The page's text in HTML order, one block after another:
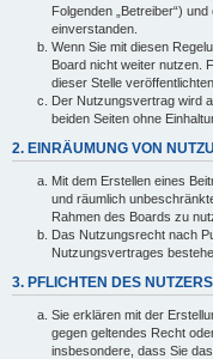
Folgenden „Betreiber“)
einverstanden.
Wenn Sie mit diesen
Board nicht weiter nutzen.
dieser Stelle
Der Nutzungsvertrag wird
beiden Seiten ohne
2. EINRÄUMUNG VON
Mit dem Erstellen eines
und räumlich
Rahmen des Boards zu
Das Nutzungsrecht nach
Nutzungsvertrages
3. PFLICHTEN DES NUTZERS
Sie erklären mit der
gegen geltendes Recht
insbesondere, dass Sie